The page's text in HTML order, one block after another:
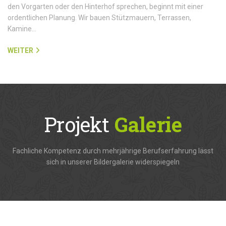
den Vorgarten oder den Hinterhof sprechen, beginnt mit einer
ordentlichen Planung. Wir bauen Stützmauern, Terrassen,
Kamine…
WEITER
Projekt Galerie
Fachliche Kompetenz durch mehrjährige Berufserfahrung lässt
sich in unserer Bildergalerie widerspiegeln